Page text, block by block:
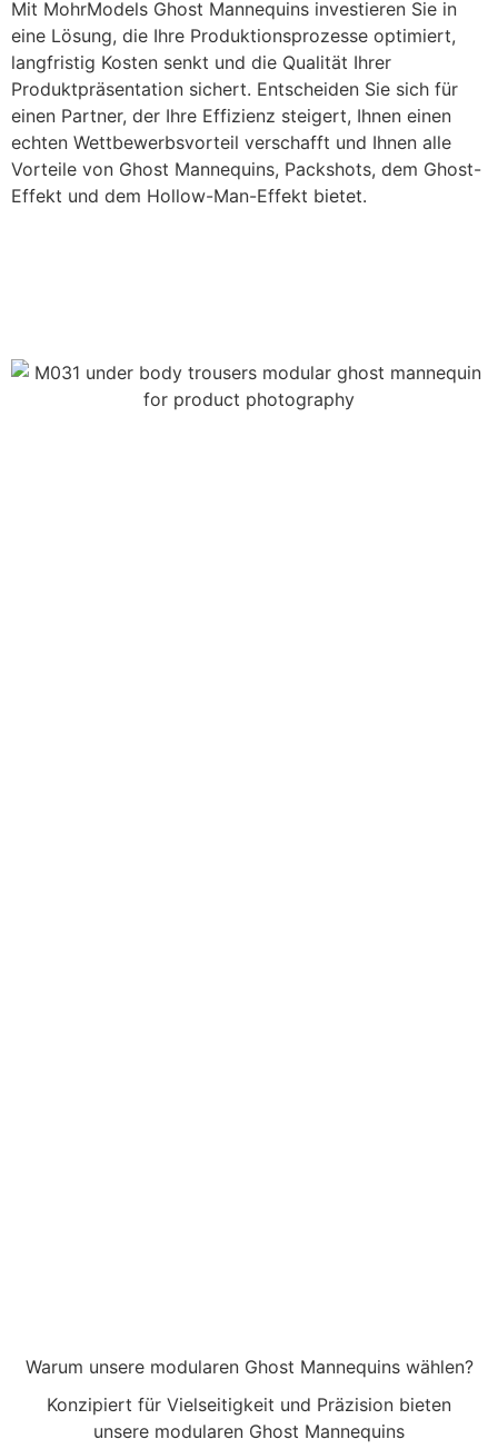
Mit MohrModels Ghost Mannequins investieren Sie in
eine Lösung, die Ihre Produktionsprozesse optimiert,
langfristig Kosten senkt und die Qualität Ihrer
Produktpräsentation sichert. Entscheiden Sie sich für
einen Partner, der Ihre Effizienz steigert, Ihnen einen
echten Wettbewerbsvorteil verschafft und Ihnen alle
Vorteile von Ghost Mannequins, Packshots, dem Ghost-
Effekt und dem Hollow-Man-Effekt bietet.
Warum unsere modularen Ghost Mannequins wählen?
Konzipiert für Vielseitigkeit und Präzision bieten
unsere modularen Ghost Mannequins